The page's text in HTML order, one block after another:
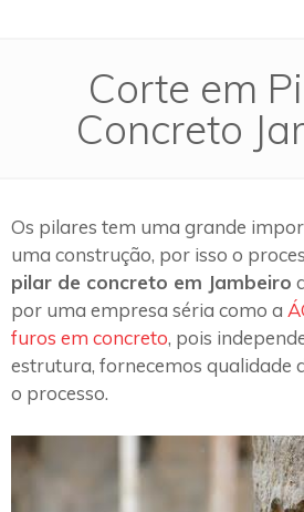
Corte em
Concreto
Os pilares tem uma grande
uma construção, por isso o
pilar de concreto em Jambeiro
por uma empresa séria como a
furos em concreto, pois
estrutura, fornecemos qualidade
o processo.